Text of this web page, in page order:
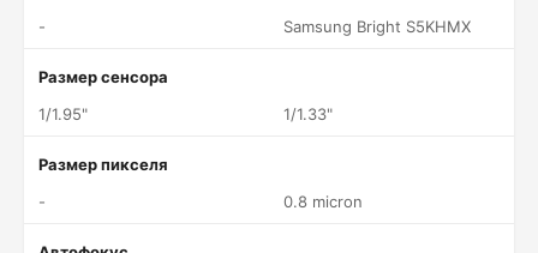
-
Samsung Bright S5KHMX
Размер сенсора
1/1.95"
1/1.33"
Размер пикселя
-
0.8 micron